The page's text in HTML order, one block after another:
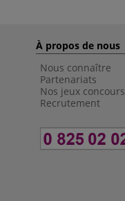
À propos de nous
Nous connaître
Partenariats
Nos jeux concours
Recrutement